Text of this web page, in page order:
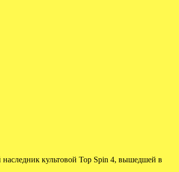
культовой Top Spin 4, вышедшей в